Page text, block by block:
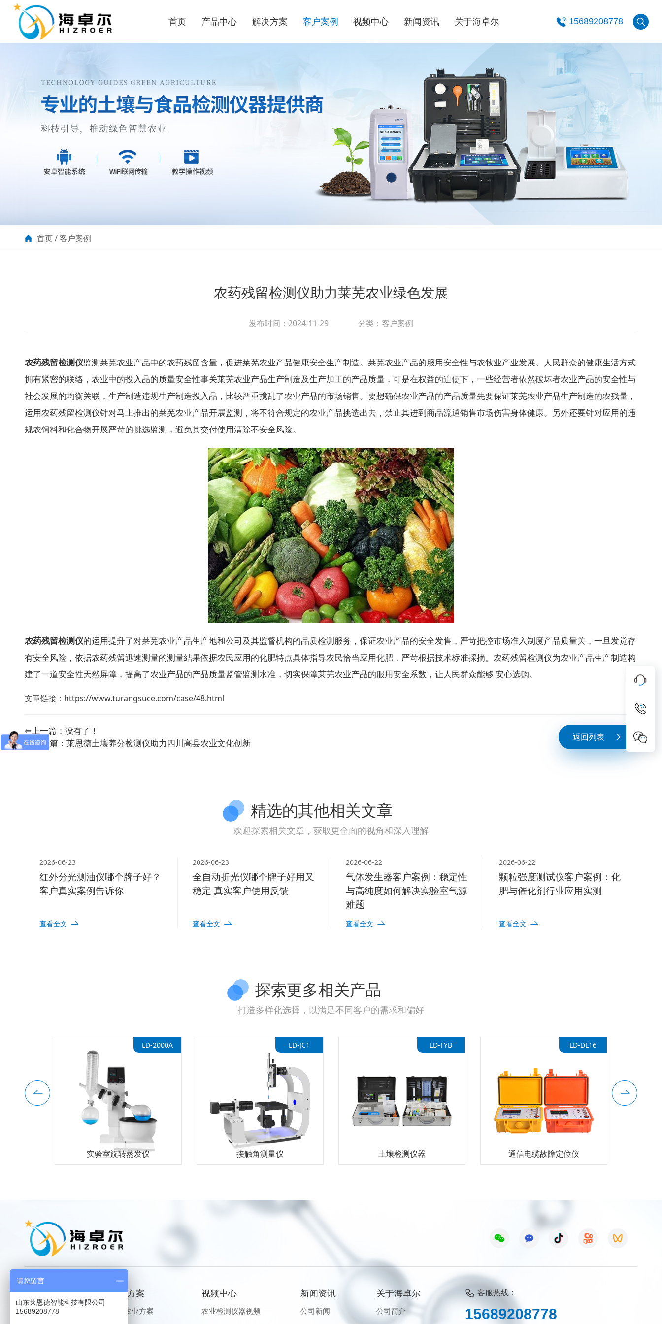
首页 产品中心 解决方案 客户案例 视频中心 新闻资讯 关于海卓尔 15689208778
首页/客户案例
农药残留检测仪助力莱芜农业绿色发展
发布时间：2024-11-29 分类：客户案例
农药残留检测仪监测莱芜农业产品中的农药残留含量，促进莱芜农业产品健康安全生产制造。莱芜农业产品的服用安全性与农牧业产业发展、人民群众的健康生活方式
拥有紧密的联络，农业中的投入品的质量安全性事关莱芜农业产品生产制造及生产加工的产品质量，可是在权益的迫使下，一些经营者依然破坏者农业产品的安全性与
社会发展的均衡关联，生产制造违规生产制造投入品，比较严重搅乱了农业产品的市场销售。要想确保农业产品的产品质量先要保证莱芜农业产品生产制造的农残量，
运用农药残留检测仪针对马上推出的莱芜农业产品开展监测，将不符合规定的农业产品挑选出去，禁止其进到商品流通销售市场伤害身体健康。另外还要针对应用的违
规农饲料和化合物开展严苛的挑选监测，避免其交付使用清除不安全风险。
农药残留检测仪的运用提升了对莱芜农业产品生产地和公司及其监督机构的品质检测服务，保证农业产品的安全发售，严苛把控市场准入制度产品质量关，一旦发觉存
有安全风险，依据农药残留迅速测量的测量結果依据农民应用的化肥特点具体指导农民恰当应用化肥，严苛根据技术标准採摘。农药残留检测仪为农业产品生产制造构
建了一道安全性天然屏障，提高了农业产品的产品质量监管监测水准，切实保障莱芜农业产品的服用安全系数，让人民群众能够 安心选购。
文章链接： https://www.turangsuce.com/case/48.html
⇐上一篇：没有了！
⇒下一篇： 莱恩德土壤养分检测仪助力四川高县农业文化创新
返回列表
精选的其他相关文章
欢迎探索相关文章，获取更全面的视角和深入理解
2026-06-23
红外分光测油仪哪个牌子好？
客户真实案例告诉你
查看全文
2026-06-23
全自动折光仪哪个牌子好用又
稳定 真实客户使用反馈
查看全文
2026-06-22
气体发生器客户案例：稳定性
与高纯度如何解决实验室气源
难题
查看全文
2026-06-22
颗粒强度测试仪客户案例：化
肥与催化剂行业应用实测
查看全文
探索更多相关产品
打造多样化选择，以满足不同客户的需求和偏好
实验室旋转蒸发仪
LD-2000A
接触角测量仪
LD-JC1
土壤检测仪器
LD-TYB
通信电缆故障定位仪
LD-DL16
产品中心
农业检测仪器
解决方案
生态农业方案
视频中心
农业检测仪器视频
新闻资讯
公司新闻
关于海卓尔
公司简介
客服热线：
15689208778
请您留言
山东莱恩德智能科技有限公司
15689208778